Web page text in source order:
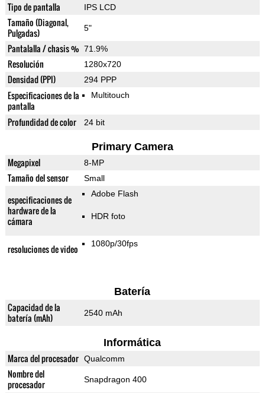
Tipo de pantalla IPS LCD
Tamaño (Diagonal,
Pulgadas)
5"
Pantalalla / chasis % 71.9%
Resolución 1280x720
Densidad (PPI) 294 PPP
Especificaciones de la
pantalla
Multitouch
Profundidad de color 24 bit
Primary Camera
Megapixel 8-MP
Tamaño del sensor Small
especificaciones de
hardware de la
cámara
Adobe Flash
HDR foto
resoluciones de video 1080p/30fps
Batería
Capacidad de la
batería (mAh)
2540 mAh
Informática
Marca del procesador Qualcomm
Nombre del
procesador
Snapdragon 400